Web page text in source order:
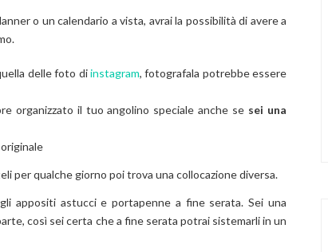
o un calendario a vista, avrai la possibilità di avere a
delle foto diinstagram, fotografala potrebbe essere
organizzato il tuo angolino speciale anche se sei una
per qualche giorno poi trova una collocazione diversa.
appositi astucci e portapenne a fine serata. Sei una
così sei certa che a fine serata potrai sistemarli in un